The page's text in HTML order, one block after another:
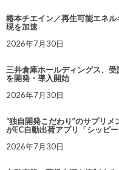
椿本チエイン／再生可能エネ
現を加速
2026年7月30日
三井倉庫ホールディングス、受
を開発・導入開始
2026年7月30日
“独自開発こだわり”のサプリ
がEC自動出荷アプリ「シッピ
2026年7月30日